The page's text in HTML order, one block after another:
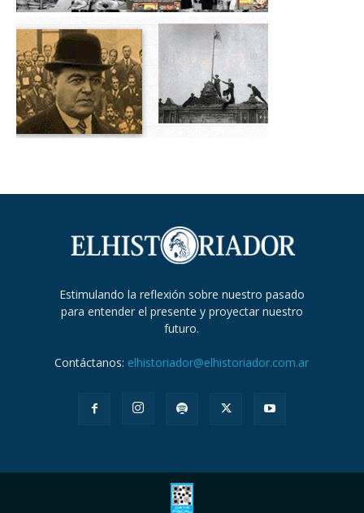
Estimulando la reflexión sobre nuestro pasado
para entender el presente y proyectar nuestro
futuro.
Contáctanos: elhistoriador@elhistoriador.com.ar